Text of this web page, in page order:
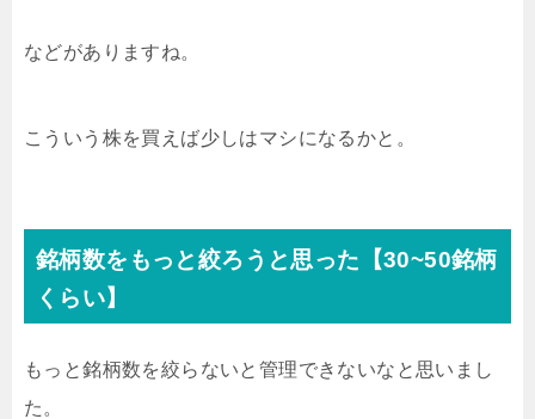
などがありますね。
こういう株を買えば少しはマシになるかと。
銘柄数をもっと絞ろうと思った【30~50銘柄
くらい】
もっと銘柄数を絞らないと管理できないなと思いまし
た。